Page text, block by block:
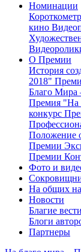
Номинации
кино
О Премии
История
2018"
Благо Мира
Премия "На
конкурс
Положение
Премии
Премии
Фото и
На общих
Новости
Благие вести
Блоги
Партнеры